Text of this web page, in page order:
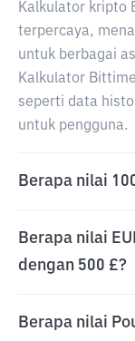
Kalkulator kripto
terpercaya,
untuk berbagai
Kalkulator
seperti data
untuk pengguna.
Berapa nilai
Berapa nilai
dengan 500 £?
Berapa nilai